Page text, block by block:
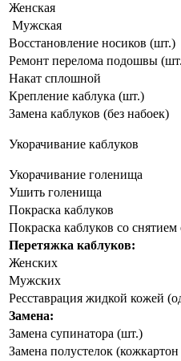
Женская
Мужская
Восстановление носиков (шт.)
Ремонт перелома подошвы
Накат сплошной
Крепление каблука (шт.)
Замена каблуков (без набоек)
Укорачивание каблуков
Укорачивание голенища
Ушить голенища
Покраска каблуков
Покраска каблуков со
Перетяжка каблуков:
Женских
Мужских
Ресставрация жидкой кожей
Замена:
Замена супинатора (шт.)
Замена полустелок